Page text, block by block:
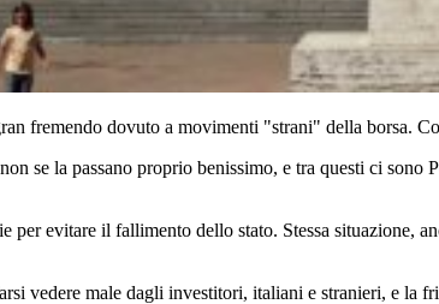
fremendo dovuto a movimenti "strani" della borsa.
se la passano proprio benissimo, e tra questi ci
per evitare il fallimento dello stato. Stessa situazione,
vedere male dagli investitori, italiani e stranieri, e la